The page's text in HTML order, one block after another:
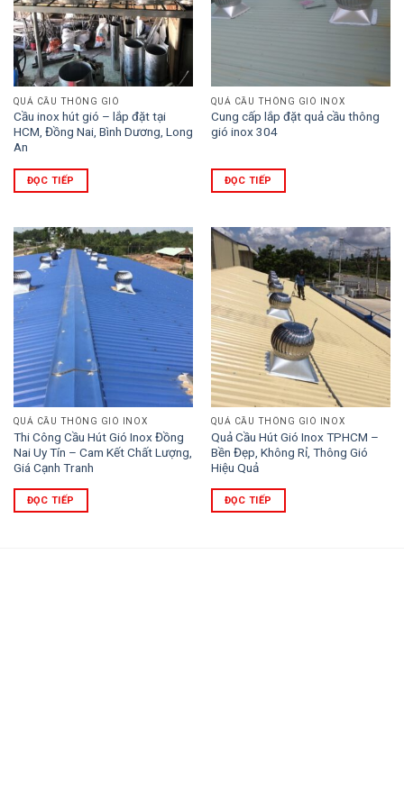
QUẢ CẦU THÔNG GIÓ
Cầu inox hút gió – lắp đặt tại
HCM, Đồng Nai, Bình Dương, Long
An
ĐỌC TIẾP
QUẢ CẦU THÔNG GIÓ INOX
Cung cấp lắp đặt quả cầu thông
gió inox 304
ĐỌC TIẾP
QUẢ CẦU THÔNG GIÓ INOX
Thi Công Cầu Hút Gió Inox Đồng
Nai Uy Tín – Cam Kết Chất Lượng,
Giá Cạnh Tranh
ĐỌC TIẾP
QUẢ CẦU THÔNG GIÓ INOX
Quả Cầu Hút Gió Inox TPHCM –
Bền Đẹp, Không Rỉ, Thông Gió
Hiệu Quả
ĐỌC TIẾP